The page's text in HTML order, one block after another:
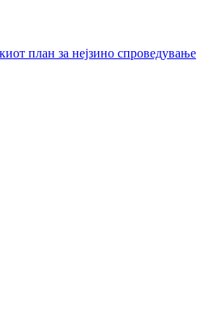
план за нејзино спроведување